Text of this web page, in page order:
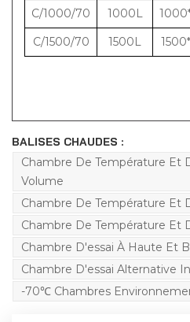
C/1000/70
1000L
C/1500/70
1500L
BALISES CHAUDES :
Chambre De Température Et
Volume
Chambre De Température Et
Chambre De Température Et
Chambre D'essai À Haute Et
Chambre D'essai Alternative
-70℃ Chambres